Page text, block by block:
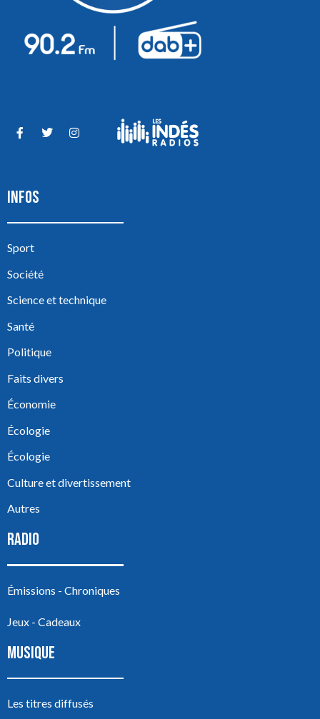
INFOS
Sport
Société
Science et technique
Santé
Politique
Faits divers
Économie
Écologie
Écologie
Culture et divertissement
Autres
RADIO
Émissions - Chroniques
Jeux - Cadeaux
MUSIQUE
Les titres diffusés